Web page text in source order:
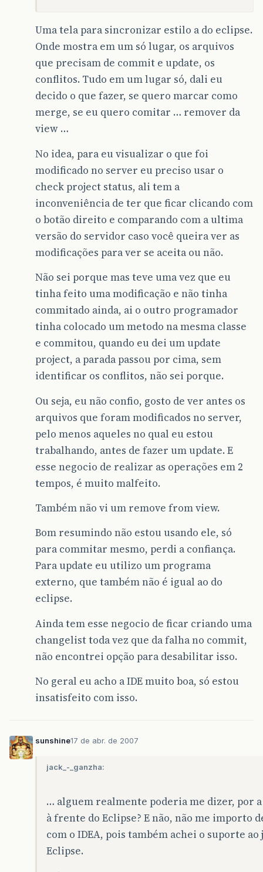
Uma tela para sincronizar estilo a do eclipse.
Onde mostra em um só lugar, os arquivos
que precisam de commit e update, os
conflitos. Tudo em um lugar só, dali eu
decido o que fazer, se quero marcar como
merge, se eu quero comitar … remover da
view …
No idea, para eu visualizar o que foi
modificado no server eu preciso usar o
check project status, ali tem a
inconveniência de ter que ficar clicando com
o botão direito e comparando com a ultima
versão do servidor caso você queira ver as
modificações para ver se aceita ou não.
Não sei porque mas teve uma vez que eu
tinha feito uma modificação e não tinha
commitado ainda, ai o outro programador
tinha colocado um metodo na mesma classe
e commitou, quando eu dei um update
project, a parada passou por cima, sem
identificar os conflitos, não sei porque.
Ou seja, eu não confio, gosto de ver antes os
arquivos que foram modificados no server,
pelo menos aqueles no qual eu estou
trabalhando, antes de fazer um update. E
esse negocio de realizar as operações em 2
tempos, é muito malfeito.
Também não vi um remove from view.
Bom resumindo não estou usando ele, só
para commitar mesmo, perdi a confiança.
Para update eu utilizo um programa
externo, que também não é igual ao do
eclipse.
Ainda tem esse negocio de ficar criando uma
changelist toda vez que da falha no commit,
não encontrei opção para desabilitar isso.
No geral eu acho a IDE muito boa, só estou
insatisfeito com isso.
sunshine17 de abr. de 2007
jack_-_ganzha:
… alguem realmente poderia me dizer, por a
à frente do Eclipse? E não, não me importo
com o IDEA, pois também achei o suporte
Eclipse.